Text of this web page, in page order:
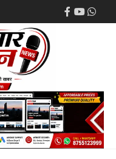
Facebook
Youtube